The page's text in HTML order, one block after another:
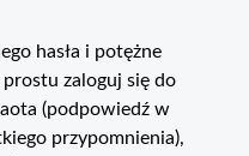
hasła i potężne
zaloguj się do
(podpowiedź w
przypomnienia),